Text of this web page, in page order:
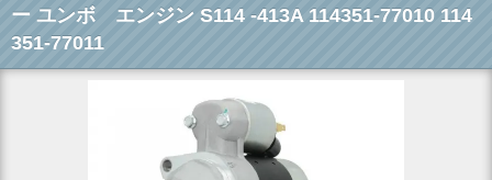
ー ユンボ エンジン S114 -413A 114351-77010 114
351-77011